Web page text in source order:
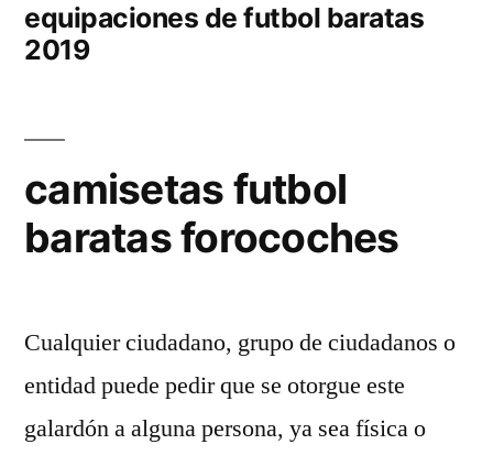
equipaciones de futbol baratas
2019
camisetas futbol
baratas forocoches
Cualquier ciudadano, grupo de ciudadanos o
entidad puede pedir que se otorgue este
galardón a alguna persona, ya sea física o